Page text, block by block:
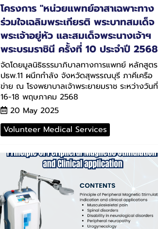
โครงการ "หน่วยแพทย์อาสาเฉพาะทาง
ร่วมใจเฉลิมพระเกียรติ พระบาทสมเด็จ
พระเจ้าอยู่หัว และสมเด็จพระนางเจ้าฯ
พระบรมราชินี ครั้งที่ 10 ประจำปี 2568
จัดโดยมูลนิธิธรรมาภิบาลทางการแพทย์ หลักสูตร
ปธพ.11 ผนึกกำลัง จังหวัดสุพรรณบุรี ภาคีเครือ
ข่าย ณ โรงพยาบาลเจ้าพระยายมราช ระหว่างวันที่
16-18 พฤษภาคม 2568
20 May 2025
Volunteer Medical Services